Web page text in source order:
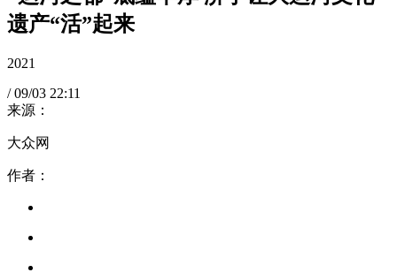
遗产“活”起来
2021
/ 09/03 22:11
来源：
大众网
作者：